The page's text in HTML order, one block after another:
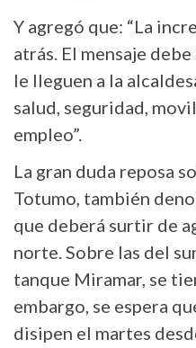
Y agregó que: “La
atrás. El mensaje
le lleguen a la
salud, seguridad,
empleo”.
La gran duda reposa
Totumo, también
que deberá surtir de
norte. Sobre las del
tanque Miramar, se
embargo, se espera
disipen el martes